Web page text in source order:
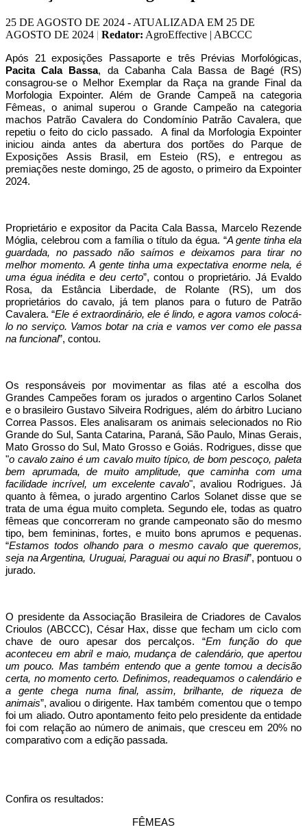
25 DE AGOSTO DE 2024 - ATUALIZADA EM 25 DE
AGOSTO DE 2024 | Redator: AgroEffective | ABCCC
Após 21 exposições Passaporte e três Prévias Morfológicas,
Pacita Cala Bassa, da Cabanha Cala Bassa de Bagé (RS)
consagrou-se o Melhor Exemplar da Raça na grande Final da
Morfologia Expointer. Além de Grande Campeã na categoria
Fêmeas, o animal superou o Grande Campeão na categoria
machos Patrão Cavalera do Condomínio Patrão Cavalera, que
repetiu o feito do ciclo passado. A final da Morfologia Expointer
iniciou ainda antes da abertura dos portões do Parque de
Exposições Assis Brasil, em Esteio (RS), e entregou as
premiações neste domingo, 25 de agosto, o primeiro da Expointer
2024.
Proprietário e expositor da Pacita Cala Bassa, Marcelo Rezende
Móglia, celebrou com a família o título da égua. “A gente tinha ela
guardada, no passado não saímos e deixamos para tirar no
melhor momento. A gente tinha uma expectativa enorme nela, é
uma égua inédita e deu certo”, contou o proprietário. Já Evaldo
Rosa, da Estância Liberdade, de Rolante (RS), um dos
proprietários do cavalo, já tem planos para o futuro de Patrão
Cavalera. “Ele é extraordinário, ele é lindo, e agora vamos colocá-
lo no serviço. Vamos botar na cria e vamos ver como ele passa
na funcional”, contou.
Os responsáveis por movimentar as filas até a escolha dos
Grandes Campeões foram os jurados o argentino Carlos Solanet
e o brasileiro Gustavo Silveira Rodrigues, além do árbitro Luciano
Correa Passos. Eles analisaram os animais selecionados no Rio
Grande do Sul, Santa Catarina, Paraná, São Paulo, Minas Gerais,
Mato Grosso do Sul, Mato Grosso e Goiás. Rodrigues, disse que
"o cavalo zaino é um cavalo muito típico, de bom pescoço, paleta
bem aprumada, de muito amplitude, que caminha com uma
facilidade incrível, um excelente cavalo", avaliou Rodrigues. Já
quanto à fêmea, o jurado argentino Carlos Solanet disse que se
trata de uma égua muito completa. Segundo ele, todas as quatro
fêmeas que concorreram no grande campeonato são do mesmo
tipo, bem femininas, fortes, e muito bons aprumos e pequenas.
“Estamos todos olhando para o mesmo cavalo que queremos,
seja na Argentina, Uruguai, Paraguai ou aqui no Brasil”, pontuou o
jurado.
O presidente da Associação Brasileira de Criadores de Cavalos
Crioulos (ABCCC), César Hax, disse que fecham um ciclo com
chave de ouro apesar dos percalços. “Em função do que
aconteceu em abril e maio, mudança de calendário, que apertou
um pouco. Mas também entendo que a gente tomou a decisão
certa, no momento certo. Definimos, readequamos o calendário e
a gente chega numa final, assim, brilhante, de riqueza de
animais”, avaliou o dirigente. Hax também comentou que o tempo
foi um aliado. Outro apontamento feito pelo presidente da entidade
foi com relação ao número de animais, que cresceu em 20% no
comparativo com a edição passada.
Confira os resultados:
FÊMEAS